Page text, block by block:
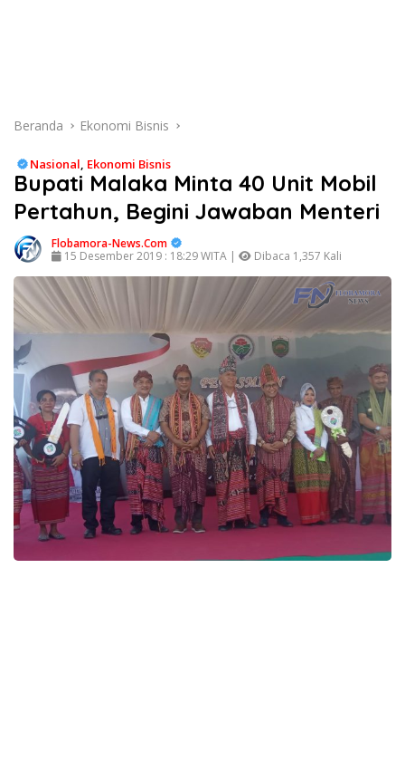
Beranda Ekonomi Bisnis
Nasional, Ekonomi Bisnis
Bupati Malaka Minta 40 Unit Mobil
Pertahun, Begini Jawaban Menteri
Flobamora-News.Com
15 Desember 2019 : 18:29 WITA |
Dibaca 1,357 Kali